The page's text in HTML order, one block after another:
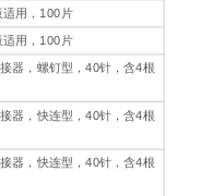
适用，100片
适用，100片
器，螺钉型，40针，含4根
器，快连型，40针，含4根
器，快连型，40针，含4根